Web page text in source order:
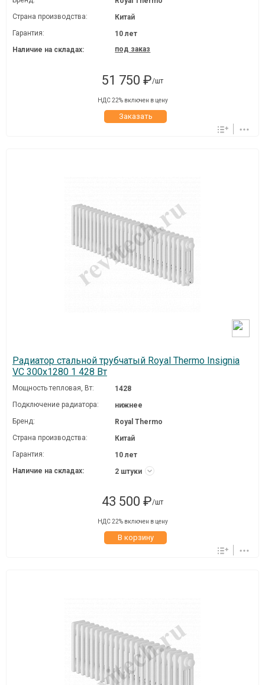
Страна производства:
Китай
Гарантия:
10 лет
Наличие на складах:
под заказ
51 750 ₽/шт
НДС 22% включен в цену
Заказать
Радиатор стальной трубчатый Royal Thermo Insignia
VC 300x1280 1 428 Вт
Мощность тепловая, Вт:
1428
Подключение радиатора:
нижнее
Бренд:
Royal Thermo
Страна производства:
Китай
Гарантия:
10 лет
Наличие на складах:
2 штуки
43 500 ₽/шт
НДС 22% включен в цену
В корзину